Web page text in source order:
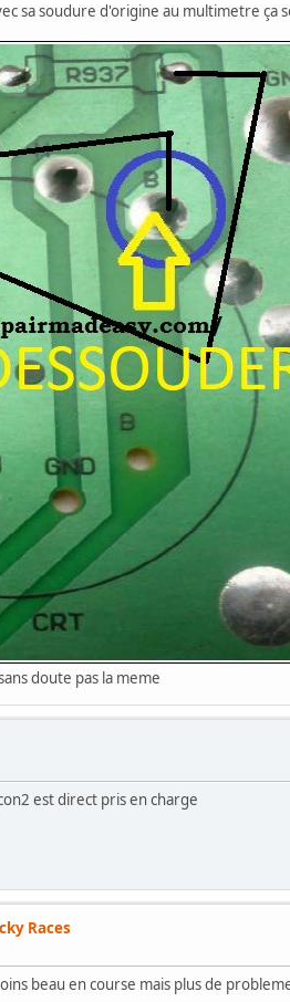
sa soudure d'origine au multimetre
doute pas la meme
est direct pris en charge
Races
beau en course mais plus de